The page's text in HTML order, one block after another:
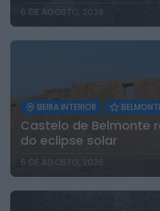
6 DE AGOSTO, 2026
BEIRA INTERIOR
Castelo de Belmonte
do eclipse solar
6 DE AGOSTO, 2026